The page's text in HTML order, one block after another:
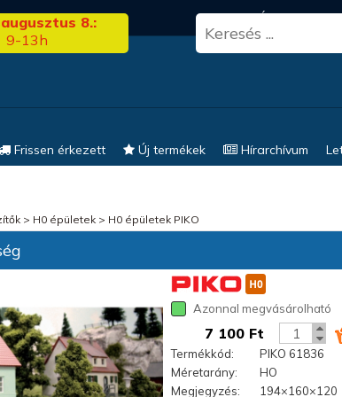
FRISS HÍREK
8.:
9-13h
Frissen érkezett Új termékek Hírarchívum
> H0 épületek > H0 épületek PIKO
Azonnal megvásárolható
7 100 Ft
Termékkód:
PIKO 61836
Méretarány:
HO
Megjegyzés:
194×160×120